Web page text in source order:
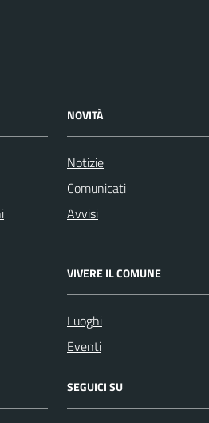
NOVITÀ
Notizie
Comunicati
Avvisi
VIVERE IL COMUNE
Luoghi
Eventi
SEGUICI SU